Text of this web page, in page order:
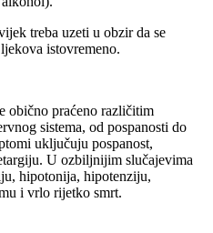
treba uzeti u obzir da se
istovremeno.
obično praćeno različitim
sistema, od pospanosti do
uključuju pospanost,
U ozbiljnijim slučajevima
hipotonija, hipotenziju,
i vrlo rijetko smrt.